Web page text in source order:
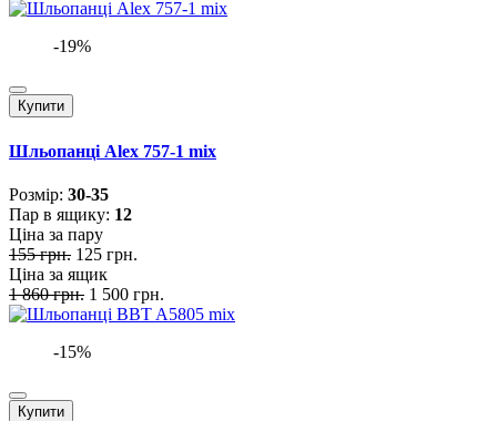
-19%
Купити
Шльопанці Alex 757-1 mix
Розмiр: 30-35
Пар в ящику: 12
Ціна за пару
155 грн. 125 грн.
Ціна за ящик
1 860 грн. 1 500 грн.
-15%
Купити